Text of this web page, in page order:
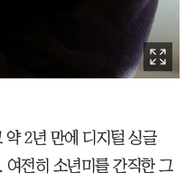
약 2년 만에 디지털 싱글
여전히 소년미를 간직한 그